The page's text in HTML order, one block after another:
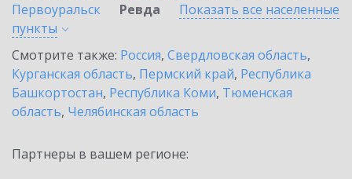
Первоуральск
Ревда
Показать все населенные
пункты
Смотрите также: Россия, Свердловская область,
Курганская область, Пермский край, Республика
Башкортостан, Республика Коми, Тюменская
область, Челябинская область
Партнеры в вашем регионе: